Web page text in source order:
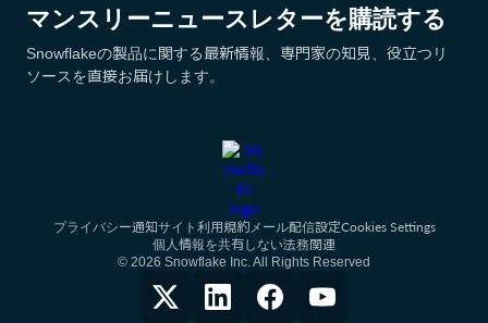
マンスリーニュースレターを購読する
Snowflakeの製品に関する最新情報、専門家の知見、役立つリ
ソースを直接お届けします。
プライバシー通知サイト利用規約メール配信設定Cookies Settings
個人情報を共有しない法務関連
© 2026 Snowflake Inc. All Rights Reserved